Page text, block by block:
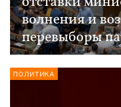
волнения и
перевыборы
ПОЛИТИКА